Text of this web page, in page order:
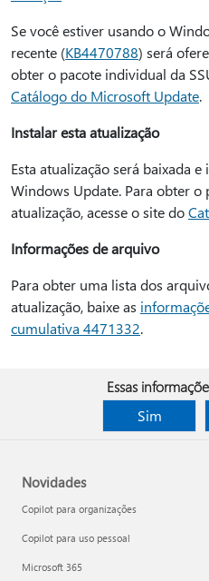
Se você estiver usando o
recente (KB4470788) será
obter o pacote individual da
Catálogo do Microsoft Update.
Instalar esta atualização
Esta atualização será baixada
Windows Update. Para obter o
atualização, acesse o site do
Informações de arquivo
Para obter uma lista dos
atualização, baixe as
cumulativa 4471332.
Essas
Sim
Novidades
Copilot para organizações
Copilot para uso pessoal
Microsoft 365